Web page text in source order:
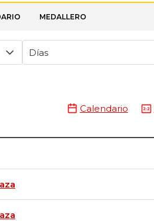
MEDALLERO
Días
Calendario